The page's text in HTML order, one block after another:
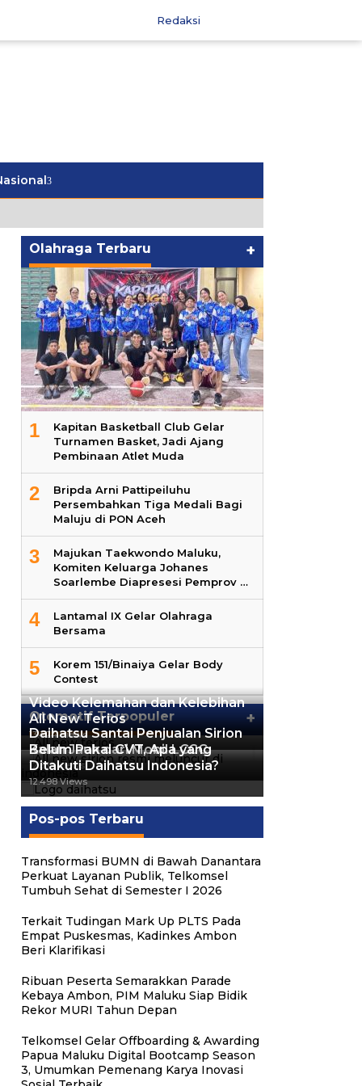
Redaksi
Olahraga Terbaru +
1
Kapitan Basketball Club Gelar
Turnamen Basket, Jadi Ajang
Pembinaan Atlet Muda
2
Bripda Arni Pattipeiluhu
Persembahkan Tiga Medali Bagi
Maluju di PON Aceh
3
Majukan Taekwondo Maluku,
Komiten Keluarga Johanes
Soarlembe Diapresesi Pemprov …
4
Lantamal IX Gelar Olahraga
Bersama
5
Korem 151/Binaiya Gelar Body
Contest
Otomotif Terpopuler +
Video Kelemahan dan Kelebihan
All New Terios
13.424 Views
Daihatsu Santai Penjualan Sirion
Kalah Jauh dari Mobil LCGC
12.559 Views
Belum Pakai CVT, Apa yang
Ditakuti Daihatsu Indonesia?
12.498 Views
Pos-pos Terbaru
Transformasi BUMN di Bawah Danantara
Perkuat Layanan Publik, Telkomsel
Tumbuh Sehat di Semester I 2026
Terkait Tudingan Mark Up PLTS Pada
Empat Puskesmas, Kadinkes Ambon
Beri Klarifikasi
Ribuan Peserta Semarakkan Parade
Kebaya Ambon, PIM Maluku Siap Bidik
Rekor MURI Tahun Depan
Telkomsel Gelar Offboarding & Awarding
Papua Maluku Digital Bootcamp Season
3, Umumkan Pemenang Karya Inovasi